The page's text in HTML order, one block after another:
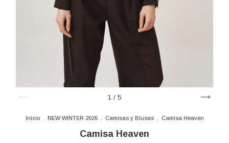
1 / 5
Inicio NEW WINTER 2026 Camisas y Blusas Camisa Heaven
Camisa Heaven